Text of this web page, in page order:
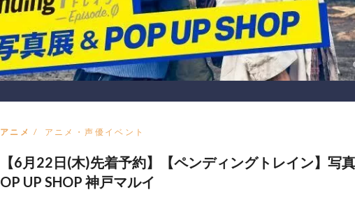
アニメ アニメ・声優イベント
【6月22日(木)先着予約】【ペンディングトレイン】写
OP UP SHOP 神戸マルイ